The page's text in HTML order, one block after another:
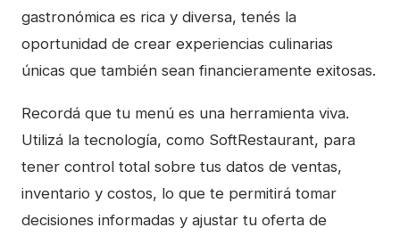
gastronómica es rica y diversa, tenés la
oportunidad de crear experiencias culinarias
únicas que también sean financieramente exitosas.
Recordá que tu menú es una herramienta viva.
Utilizá la tecnología, como SoftRestaurant, para
tener control total sobre tus datos de ventas,
inventario y costos, lo que te permitirá tomar
decisiones informadas y ajustar tu oferta de